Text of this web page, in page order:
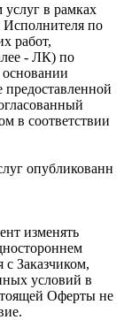
услуг в рамках
Исполнителя по
работ,
- ЛК) по
основании
в соответствии
опубликованн
изменять
с Заказчиком,
условий в
Оферты не